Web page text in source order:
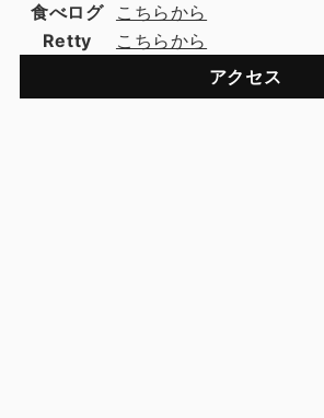
食べログ
こちらから
Retty
こちらから
アクセス